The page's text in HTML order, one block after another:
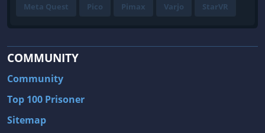
Meta Quest Pico Pimax Varjo StarVR
COMMUNITY
Community
Top 100 Prisoner
Sitemap